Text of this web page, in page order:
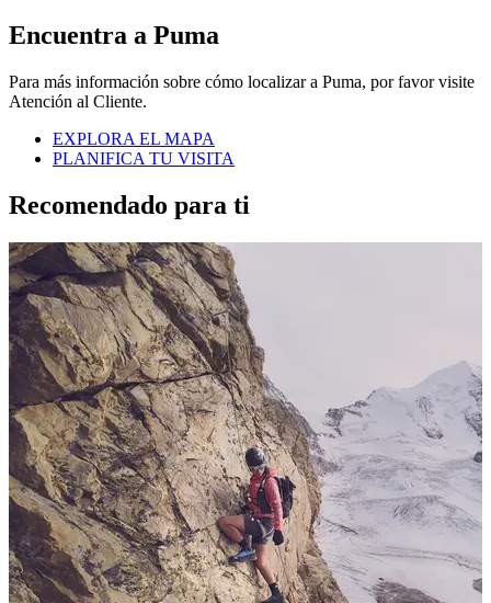
Encuentra a Puma
Para más información sobre cómo localizar a Puma, por favor visite
Atención al Cliente.
EXPLORA EL MAPA
PLANIFICA TU VISITA
Recomendado para ti